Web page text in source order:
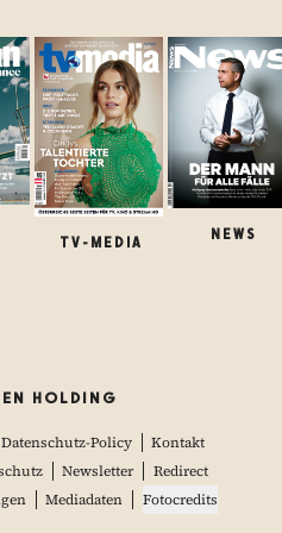
TV-MEDIA
NEWS
HOLDING
Datenschutz-Policy
Kontakt
Newsletter
Redirect
Mediadaten Fotocredits